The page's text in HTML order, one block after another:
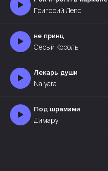
Григорий Лепс
не принц
Серый Король
Лекарь души
Nalyara
Под шрамами
Димару